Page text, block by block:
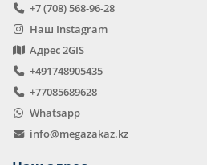
+7 (708) 568-96-28
Наш Instagram
Адрес 2GIS
+491748905435
+77085689628
Whatsapp
info@megazakaz.kz